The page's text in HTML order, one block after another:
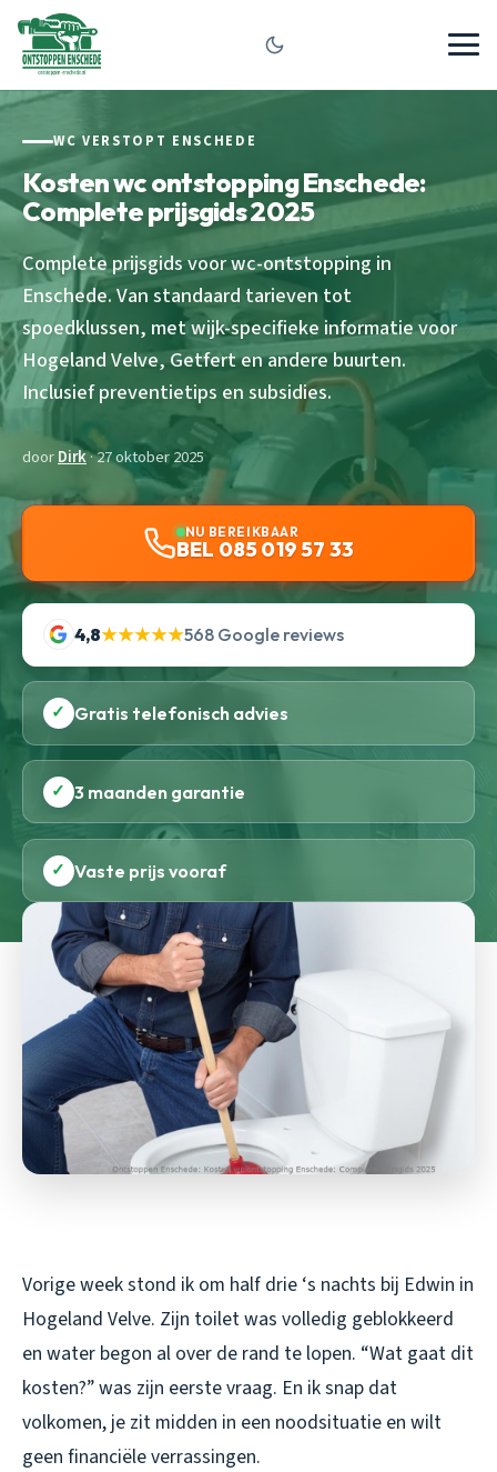
WC VERSTOPT ENSCHEDE
Kosten wc ontstopping Enschede:
Complete prijsgids 2025
Complete prijsgids voor wc-ontstopping in
Enschede. Van standaard tarieven tot
spoedklussen, met wijk-specifieke informatie voor
Hogeland Velve, Getfert en andere buurten.
Inclusief preventietips en subsidies.
doorDirk· 27 oktober 2025
NU BEREIKBAAR
BEL 085 019 57 33
4,8★★★★★568 Google reviews
✓ Gratis telefonisch advies
✓ 3 maanden garantie
✓ Vaste prijs vooraf
Vorige week stond ik om half drie ‘s nachts bij Edwin in
Hogeland Velve. Zijn toilet was volledig geblokkeerd
en water begon al over de rand te lopen. “Wat gaat dit
kosten?” was zijn eerste vraag. En ik snap dat
volkomen, je zit midden in een noodsituatie en wilt
geen financiële verrassingen.